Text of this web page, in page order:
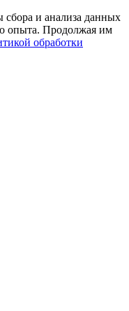
и анализа данных
опыта. Продолжая им
обработки